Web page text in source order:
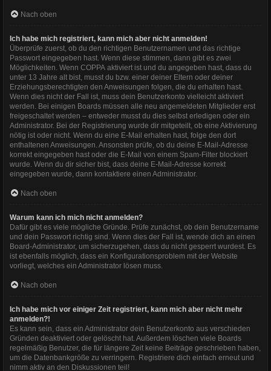
Nach oben
Ich habe mich registriert, kann mich aber nicht anmelden!
Überprüfe zuerst, ob du den richtigen Benutzernamen und das richtige
Passwort eingegeben hast. Wenn diese stimmen, dann gibt es zwei
Möglichkeiten. Wenn COPPA aktiviert ist und du angegeben hast, dass du
unter 13 Jahre alt bist, musst du bzw. einer deiner Eltern oder deiner
Erziehungsberechtigten den Anweisungen folgen, die du erhalten hast.
Wenn dies nicht der Fall ist, muss dein Benutzerkonto vielleicht aktiviert
werden. Bei einigen Boards müssen alle neu angemeldeten Mitglieder erst
freigeschaltet werden – entweder musst du dies selbst erledigen oder ein
Administrator. Bei der Registrierung wurde dir mitgeteilt, ob eine Aktivierung
nötig ist oder nicht. Wenn du eine E-Mail erhalten hast, folge den dort
enthaltenen Anweisungen. Ansonsten prüfe, ob du deine E-Mail-Adresse
korrekt eingegeben hast oder die E-Mail von einem Spam-Filter blockiert
wurde. Wenn du dir sicher bist, dass deine E-Mail-Adresse korrekt
eingegeben wurde, dann kontaktiere einen Administrator.
Nach oben
Warum kann ich mich nicht anmelden?
Dafür gibt es viele mögliche Gründe. Prüfe zunächst, ob dein Benutzername
und dein Passwort richtig sind. Wenn dies der Fall ist, wende dich an einen
Board-Administrator, um sicherzugehen, dass du nicht gesperrt wurdest. Es
ist ebenfalls möglich, dass ein Konfigurationsproblem mit der Website
vorliegt, welches ein Administrator lösen muss.
Nach oben
Ich habe mich vor einiger Zeit registriert, kann mich aber nicht mehr
anmelden?!
Es kann sein, dass ein Administrator dein Benutzerkonto aus verschieden
Gründen deaktiviert oder gelöscht hat. Außerdem löschen viele Boards
regelmäßig Benutzer, die für längere Zeit keine Beiträge geschrieben haben,
um die Datenbankgröße zu verringern. Registriere dich einfach erneut und
nimm aktiv an den Diskussionen teil!